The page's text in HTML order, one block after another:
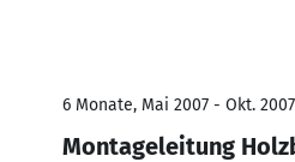
6 Monate, Mai 2007 - Okt. 2007
Montageleitung